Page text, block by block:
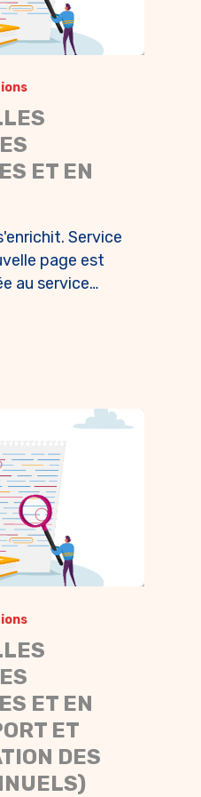
ET EN
Service
page est
au service…
ET EN
ET
DES